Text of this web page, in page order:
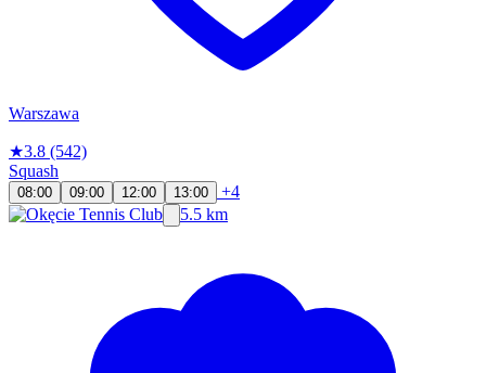
Warszawa
★3.8 (542)
Squash
08:00 09:00 12:00 13:00
+4
5.5 km